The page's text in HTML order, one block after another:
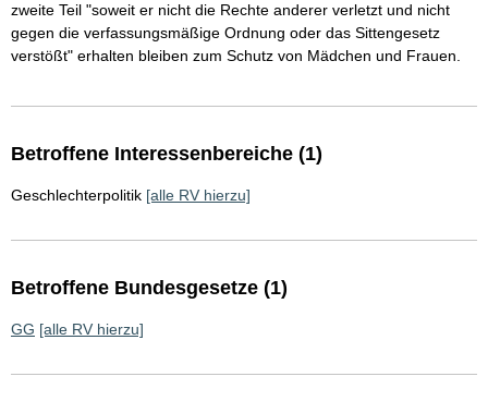
zweite Teil "soweit er nicht die Rechte anderer verletzt und nicht
gegen die verfassungsmäßige Ordnung oder das Sittengesetz
verstößt" erhalten bleiben zum Schutz von Mädchen und Frauen.
Betroffene Interessenbereiche (1)
Geschlechterpolitik [alle RV hierzu]
Betroffene Bundesgesetze (1)
GG [alle RV hierzu]